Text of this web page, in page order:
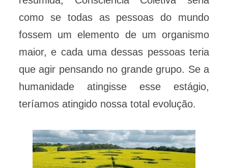
como se todas as pessoas do mundo
fossem um elemento de um organismo
maior, e cada uma dessas pessoas teria
que agir pensando no grande grupo. Se a
humanidade atingisse esse estágio,
teríamos atingido nossa total evolução.